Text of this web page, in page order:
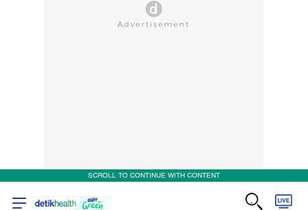
SCROLL TO CONTINUE WITH CONTENT